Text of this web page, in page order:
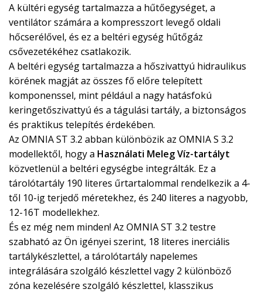
A kültéri egység tartalmazza a hűtőegységet, a
ventilátor számára a kompresszort levegő oldali
hőcserélővel, és ez a beltéri egység hűtőgáz
csővezetékéhez csatlakozik.
A beltéri egység tartalmazza a hőszivattyú hidraulikus
körének magját az összes fő előre telepített
komponenssel, mint például a nagy hatásfokú
keringetőszivattyú és a tágulási tartály, a biztonságos
és praktikus telepítés érdekében.
Az OMNIA ST 3.2 abban különbözik az OMNIA S 3.2
modellektől, hogy a Használati Meleg Víz-tartályt
közvetlenül a beltéri egységbe integrálták. Ez a
tárolótartály 190 literes űrtartalommal rendelkezik a 4-
től 10-ig terjedő méretekhez, és 240 literes a nagyobb,
12-16T modellekhez.
És ez még nem minden! Az OMNIA ST 3.2 testre
szabható az Ön igényei szerint, 18 literes inerciális
tartálykészlettel, a tárolótartály napelemes
integrálására szolgáló készlettel vagy 2 különböző
zóna kezelésére szolgáló készlettel, klasszikus